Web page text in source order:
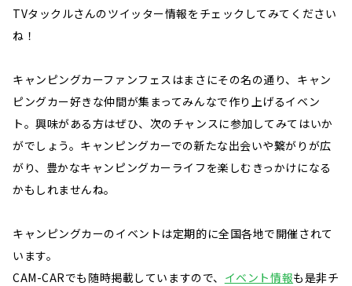
TVタックルさんのツイッター情報をチェックしてみてください
ね！
キャンピングカーファンフェスはまさにその名の通り、キャン
ピングカー好きな仲間が集まってみんなで作り上げるイベン
ト。興味がある方はぜひ、次のチャンスに参加してみてはいか
がでしょう。キャンピングカーでの新たな出会いや繋がりが広
がり、豊かなキャンピングカーライフを楽しむきっかけになる
かもしれませんね。
キャンピングカーのイベントは定期的に全国各地で開催されて
います。
CAM-CARでも随時掲載していますので、 イベント情報も是非チ